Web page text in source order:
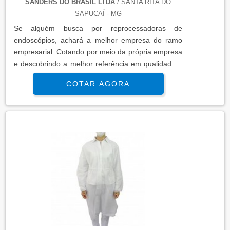
SANDERS DO BRASIL LTDA / SANTA RITA DO
SAPUCAÍ - MG
Se alguém busca por reprocessadoras de
endoscópios, achará a melhor empresa do ramo
empresarial. Cotando por meio da própria empresa
e descobrindo a melhor referência em qualidade.É
importante lembrar que o produto deve sempre ser
adquirido com empresas especializadas no
segmento. Esse tipo de cuidado ajuda a garantir a
qualidade e durabilidade dos materiais, além de
peças defeituosas. Assim, é possível poupar gastos
desnecessários.OUTRAS INFORMAÇÕES SOBRE
REPROCESSADORAS DE ENDOSCÓPIOSQuem
quer achar reprocessadoras de endoscópios em
uma empresa inovadora, depara com a Sanders do
Brasil. A empresa atua com lavadoras ultrassônicas
e circuladores de saneantes, garantindo a
satisfação da venda à entrega final, com foco total
COTAR AGORA